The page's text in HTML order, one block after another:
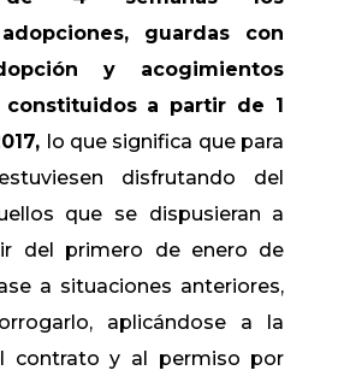
guardas con
y acogimientos
a partir de 1
lo que significa que para
disfrutando del
que se dispusieran a
del primero de enero de
a situaciones anteriores,
aplicándose a la
contrato y al permiso por